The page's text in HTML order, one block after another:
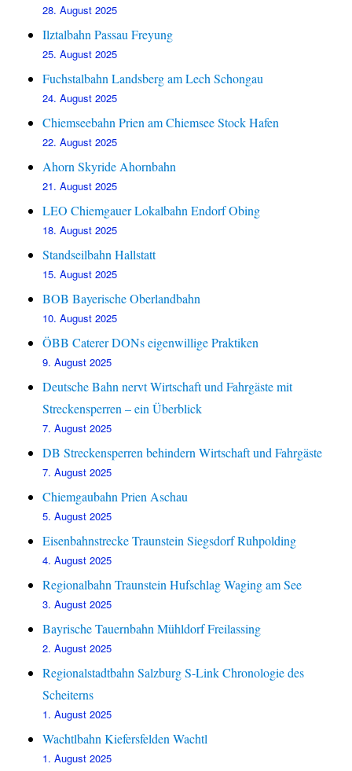
28. August 2025
Ilztalbahn Passau Freyung
25. August 2025
Fuchstalbahn Landsberg am Lech Schongau
24. August 2025
Chiemseebahn Prien am Chiemsee Stock Hafen
22. August 2025
Ahorn Skyride Ahornbahn
21. August 2025
LEO Chiemgauer Lokalbahn Endorf Obing
18. August 2025
Standseilbahn Hallstatt
15. August 2025
BOB Bayerische Oberlandbahn
10. August 2025
ÖBB Caterer DONs eigenwillige Praktiken
9. August 2025
Deutsche Bahn nervt Wirtschaft und Fahrgäste mit
Streckensperren – ein Überblick
7. August 2025
DB Streckensperren behindern Wirtschaft und Fahrgäste
7. August 2025
Chiemgaubahn Prien Aschau
5. August 2025
Eisenbahnstrecke Traunstein Siegsdorf Ruhpolding
4. August 2025
Regionalbahn Traunstein Hufschlag Waging am See
3. August 2025
Bayrische Tauernbahn Mühldorf Freilassing
2. August 2025
Regionalstadtbahn Salzburg S-Link Chronologie des
Scheiterns
1. August 2025
Wachtlbahn Kiefersfelden Wachtl
1. August 2025